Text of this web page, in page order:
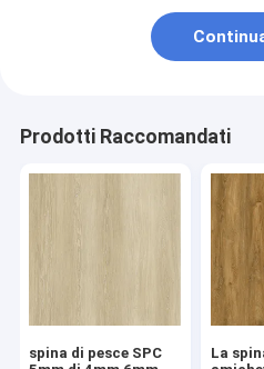
Prodotti Raccomandati
spina di pesce SPC
La